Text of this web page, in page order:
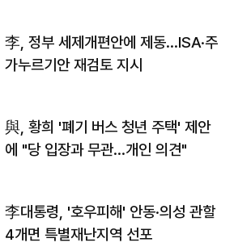
李, 정부 세제개편안에 제동…ISA·주
가누르기안 재검토 지시
與, 황희 '폐기 버스 청년 주택' 제안
에 "당 입장과 무관…개인 의견"
李대통령, '호우피해' 안동·의성 관할
4개면 특별재난지역 선포